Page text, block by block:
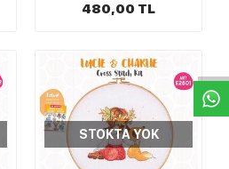
480,00 TL
STOKTA YOK